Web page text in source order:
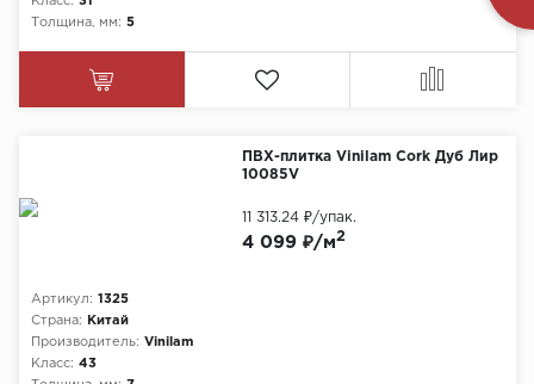
Толщина, мм: 5
ПВХ-плитка Vinilam Cork Дуб Лир
10085V
Артикул: 1325
Страна:
Китай
Производитель: Vinilam
Класс: 43
4 099 ₽/м2
11 313.24 ₽/упак.